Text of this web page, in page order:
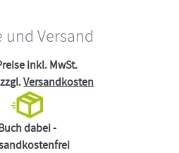
und Versand
inkl. MwSt.
Versandkosten
dabei -